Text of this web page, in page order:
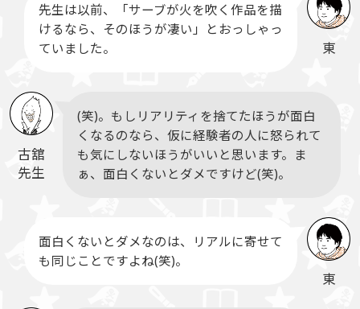
東
先生は以前、「サーブが火を吹く作品を描
けるなら、そのほうが凄い」とおっしゃっ
ていました。
古舘
先生
(笑)。もしリアリティを捨てたほうが面白
くなるのなら、仮に経験者の人に怒られて
も気にしないほうがいいと思います。ま
ぁ、面白くないとダメですけど(笑)。
東
面白くないとダメなのは、リアルに寄せて
も同じことですよね(笑)。